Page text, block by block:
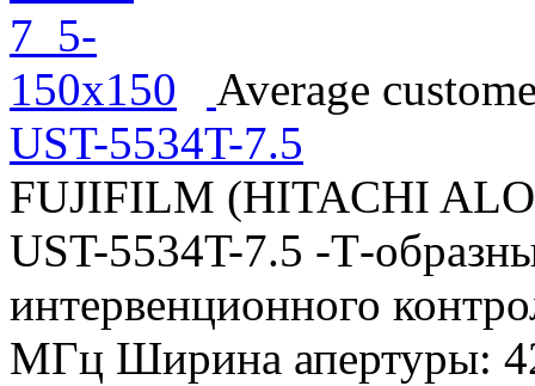
Average
UST-5534T-7.5
FUJIFILM (HITACHI
UST-5534T-7.5 -Т-
интервенционного
МГц Ширина апертуры: